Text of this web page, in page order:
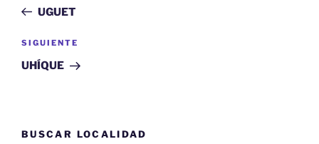
entradas
anterior:
UGUET
Siguiente
entrada
SIGUIENTE
UHÍQUE
BUSCAR LOCALIDAD